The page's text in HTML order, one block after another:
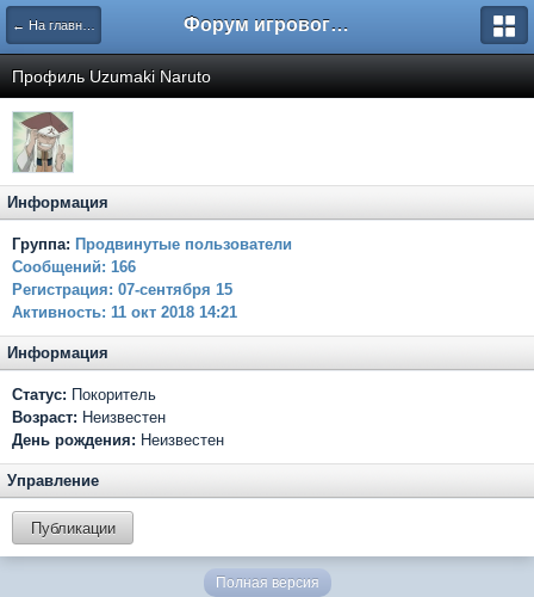
← На главную Форум игрового проекта Riverrise
Профиль Uzumaki Naruto
Информация
Группа: Продвинутые пользователи
Сообщений: 166
Регистрация: 07-сентября 15
Активность: 11 окт 2018 14:21
Информация
Статус: Покоритель
Возраст: Неизвестен
День рождения: Неизвестен
Управление
Публикации
Полная версия